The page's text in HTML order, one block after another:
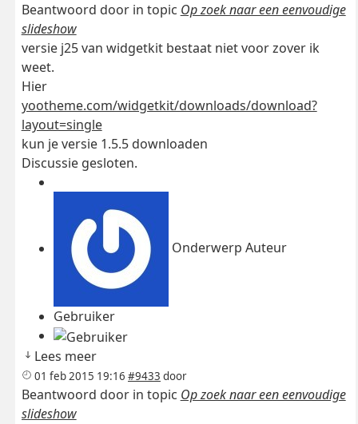
Beantwoord door in topic Op zoek naar een eenvoudige
slideshow
versie j25 van widgetkit bestaat niet voor zover ik
weet.
Hier
yootheme.com/widgetkit/downloads/download?
layout=single
kun je versie 1.5.5 downloaden
Discussie gesloten.
Onderwerp Auteur
Gebruiker
Lees meer
01 feb 2015 19:16 #9433 door
Beantwoord door in topic Op zoek naar een eenvoudige
slideshow